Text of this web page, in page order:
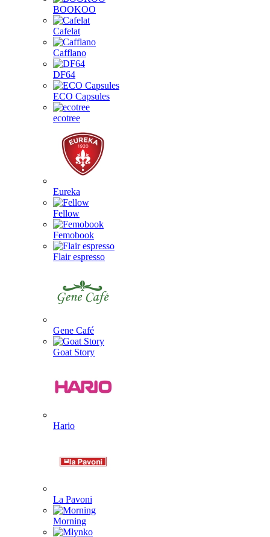
BOOKOO
Cafelat
Cafflano
DF64
ECO Capsules
ecotree
Eureka
Fellow
Femobook
Flair espresso
Gene Café
Goat Story
Hario
La Pavoni
Morning